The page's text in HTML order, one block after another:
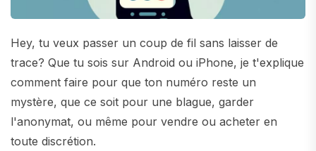
Hey, tu veux passer un coup de fil sans laisser de
trace? Que tu sois sur Android ou iPhone, je t'explique
comment faire pour que ton numéro reste un
mystère, que ce soit pour une blague, garder
l'anonymat, ou même pour vendre ou acheter en
toute discrétion.